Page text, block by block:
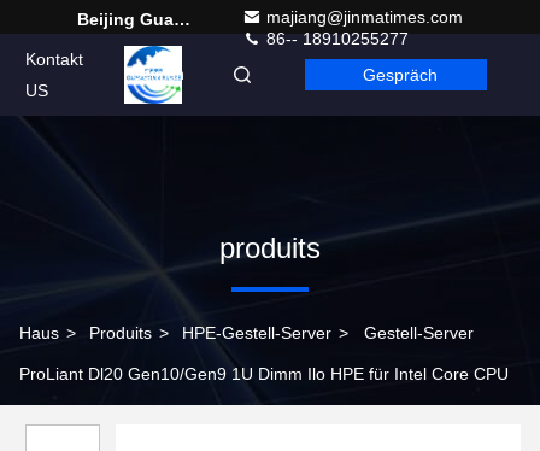
Beijing Guangtian Runze Technology Co., Ltd.
majiang@jinmatimes.com
86-- 18910255277
Kontakt
US
German Gespräch
produits
Haus > Produits > HPE-Gestell-Server > Gestell-Server
ProLiant Dl20 Gen10/Gen9 1U Dimm Ilo HPE für Intel Core CPU